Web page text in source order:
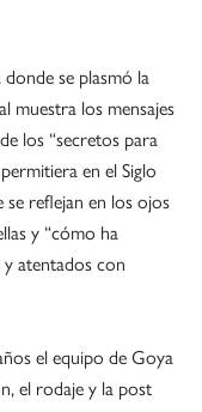
se plasmó la
muestra los mensajes
los “secretos para
en el Siglo
se reflejan en los ojos
y “cómo ha
atentados con
el equipo de Goya
el rodaje y la post